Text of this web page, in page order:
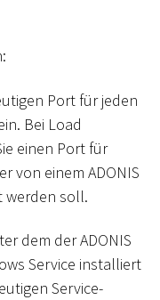
Port für jeden
Bei Load
einen Port für
von einem ADONIS
werden soll.
dem der ADONIS
Service installiert
Service-